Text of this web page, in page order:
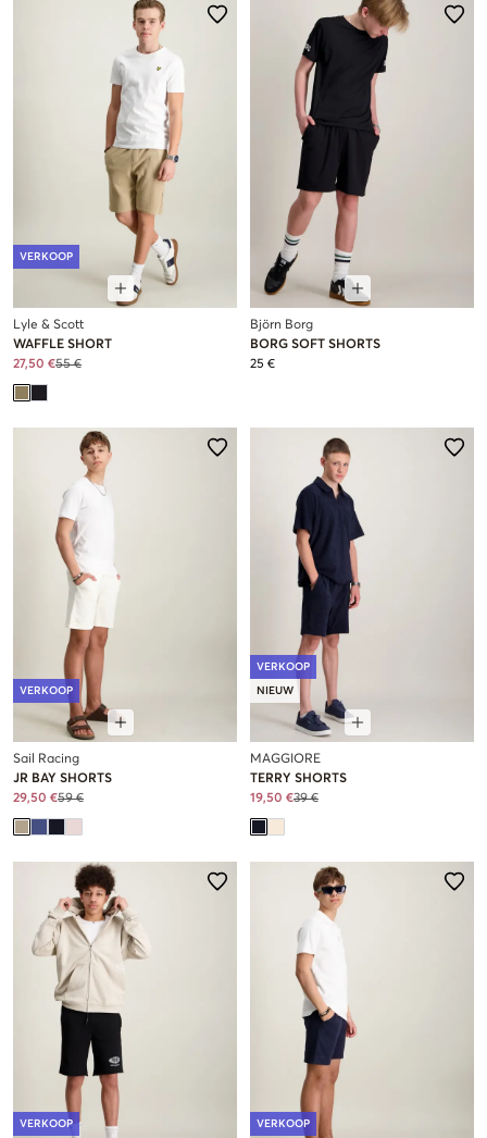
VERKOOP
Lyle & Scott
WAFFLE SHORT
27,50 €55 €
Björn Borg
BORG SOFT SHORTS
25 €
VERKOOP
Sail Racing
JR BAY SHORTS
29,50 €59 €
VERKOOP
NIEUW
MAGGIORE
TERRY SHORTS
19,50 €39 €
VERKOOP VERKOOP